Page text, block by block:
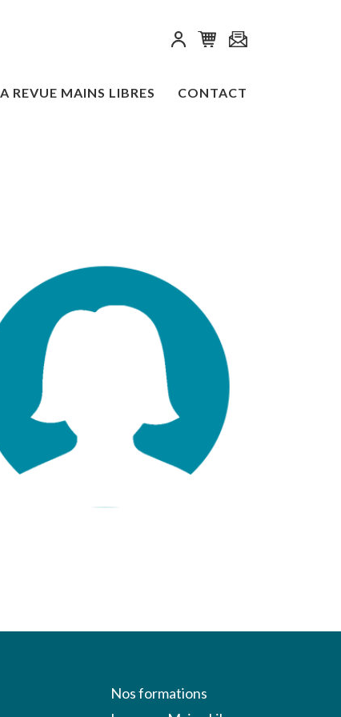
REVUE MAINS LIBRES CONTACT
Nos formations